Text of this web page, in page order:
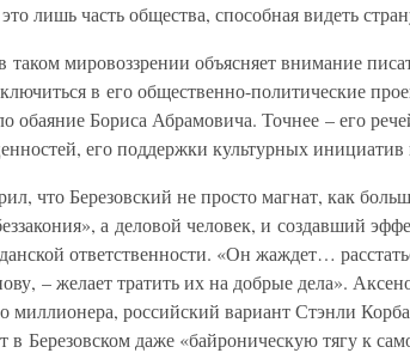
лишь часть общества, способная видеть
таком мировоззрении объясняет внимание
в его общественно-политические
обаяние Бориса Абрамовича. Точнее – его
его поддержки культурных инициатив
что Березовский не просто магнат, как
а деловой человек, и создавший
ответственности. «Он жаждет…
– желает тратить их на добрые дела».
миллионера, российский вариант Стэнли
в Березовском даже «байроническую тягу к